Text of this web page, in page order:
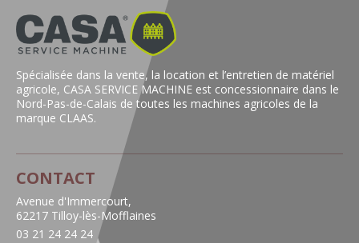
Spécialisée dans la vente, la location et l’entretien de matériel
agricole, CASA SERVICE MACHINE est concessionnaire dans le
Nord-Pas-de-Calais de toutes les machines agricoles de la
marque CLAAS.
CONTACT
Avenue d'Immercourt,
62217 Tilloy-lès-Mofflaines
03 21 24 24 24